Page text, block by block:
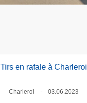
Tirs en rafale à Charleroi
Lieux
Charleroi
03.06.2023